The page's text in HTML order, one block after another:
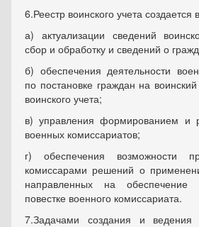
6.Реестр воинского учета создается
а) актуализации сведений
сбор и обработку и сведений о
б) обеспечения деятельности
по постановке граждан на
воинского учета;
в) управления формированием и
военных комиссариатов;
г) обеспечения возможности
комиссарами решений о
направленных на
повестке военного комиссариата.
7.Задачами создания и ведения